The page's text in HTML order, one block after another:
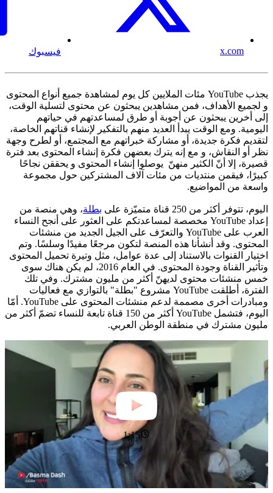
x.com فيسبوك
يجذب YouTube مئات الملايين كل يوم لمشاهدة جميع أنواع المحتوى
و لجميع الأهداف، فمن مشاهدين يبحثون عن محتوى لتسلية الوقت،
إلى أخرين يبحثون عن أجوبة أو طرق لمساعدتهم في حياتهم
اليومية. ومع الوقت يبدأ العديد منهم بالتفكير لإنشاء قناتهم الخاصة،
لتقديم فكرة جديدة، أو مشاركة خبراتهم مع المجتمع، أو لطرح وجهة
نظر أو النقاش، و مع إنه يترك بعضهن فكرة إنشاء المحتوى بعد فترة
قصيرة، إلا أنّ الكثير منهنّ يوصلوا إنشاء المحتوى و يحققن نجاحًا
كبيرًا، فيقمن منتديات من مئات آلاف المشتركين حول مجموعة
واسعة من المواضيع.
اليوم، تتوفر أكثر من 250 قناة متميّزة على بطلة، وهي منصة من
إعداد YouTube مخصصة لمساعدتكم على العثور على أنجح النساء
العرب على YouTube والتعرّف على الجيل الجديد من منشئات
المحتوى. وقد أنشأنا هذه المنصة لتكون مرجعًا مفيدًا وسلسًا. وتم
اختيار القنوات بالاستناد إلى عدة عوامل، مثل وتيرة تحميل المحتوى
وتأثير القناة وجودة المحتوى. في العام 2016، لم يكن هناك سوى
خمس منشئات محتوى لديهنّ أكثر من مليون مشترك. وفي تلك
الفترة، أطلقت YouTube مشروع "بطلة" بالتوازي مع فعاليات
ومبادرات أخرى مصممة لدعم منشئات المحتوى على YouTube. أمّا
اليوم، فتشمل YouTube أكثر من 150 قناة تابعة للنساء تضمّ أكثر من
مليون مشترك في منطقة الوطن العربي.
1:15